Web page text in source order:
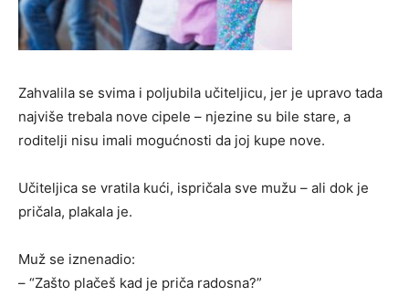
Zahvalila se svima i poljubila učiteljicu, jer je upravo tada
najviše trebala nove cipele – njezine su bile stare, a
roditelji nisu imali mogućnosti da joj kupe nove.
Učiteljica se vratila kući, ispričala sve mužu – ali dok je
pričala, plakala je.
Muž se iznenadio:
– “Zašto plačeš kad je priča radosna?”